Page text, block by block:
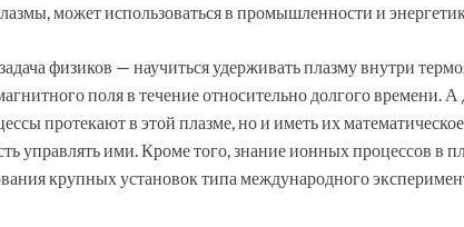
может использоваться в промышленности и
физиков — научиться удерживать плазму внутри
поля в течение относительно долгого времени. А
протекают в этой плазме, но и иметь их
управлять ими. Кроме того, знание ионных процессов в
крупных установок типа международного